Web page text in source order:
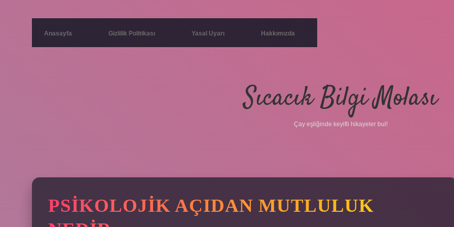
Anasayfa Gizlilik Politikası Yasal Uyarı Hakkımızda
Sıcacık Bilgi Molası
Çay eşliğinde keyifli hikayeler bul!
PSIKOLOJIK AÇIDAN MUTLULUK